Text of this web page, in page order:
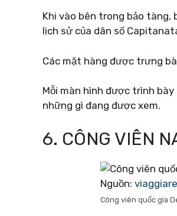
Khi vào bên trong bảo
lịch sử của dân số
Các mặt hàng được trưng
Mỗi màn hình được trình
những gì đang được xem.
6. CÔNG VIÊN
Nguồn:
Công viên quốc gia